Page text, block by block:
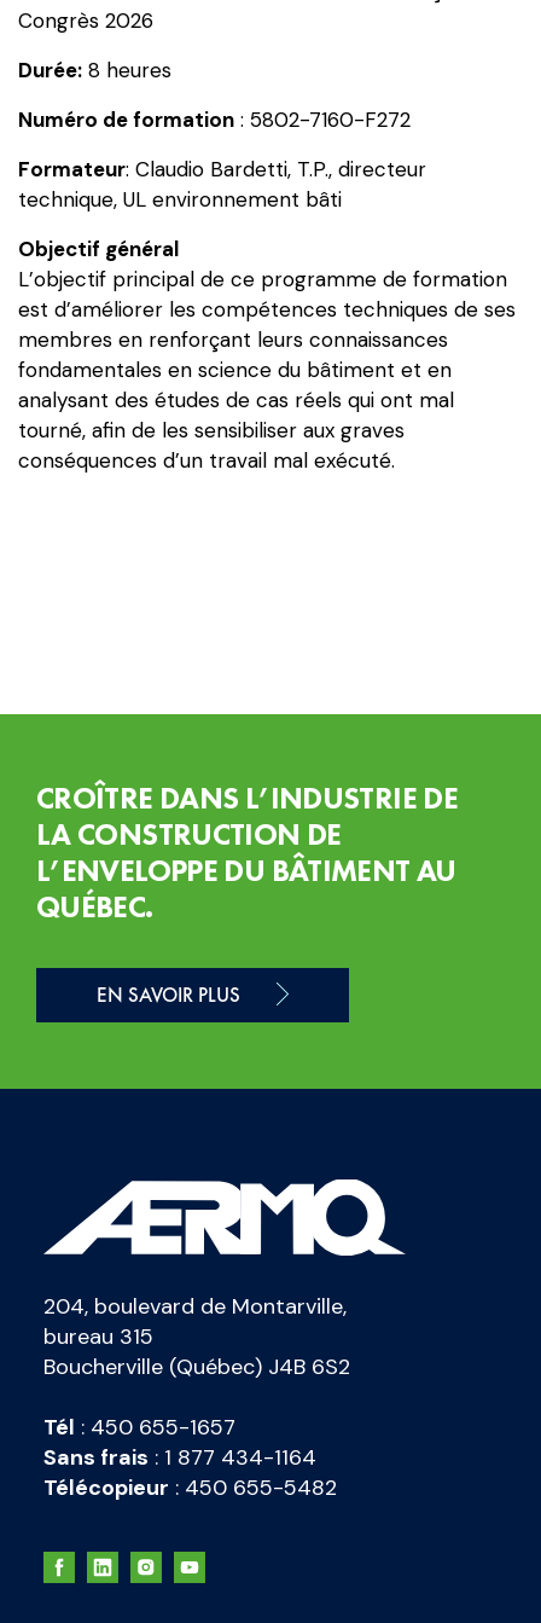
Congrès 2026
Durée: 8 heures
Numéro de formation : 5802-7160-F272
Formateur: Claudio Bardetti, T.P., directeur
technique, UL environnement bâti
Objectif général
L’objectif principal de ce programme de formation
est d’améliorer les compétences techniques de ses
membres en renforçant leurs connaissances
fondamentales en science du bâtiment et en
analysant des études de cas réels qui ont mal
tourné, afin de les sensibiliser aux graves
conséquences d’un travail mal exécuté.
CROÎTRE DANS L’INDUSTRIE DE
LA CONSTRUCTION DE
L’ENVELOPPE DU BÂTIMENT AU
QUÉBEC.
EN SAVOIR PLUS
204, boulevard de Montarville,
bureau 315
Boucherville (Québec) J4B 6S2
Tél : 450 655-1657
Sans frais : 1 877 434-1164
Télécopieur : 450 655-5482